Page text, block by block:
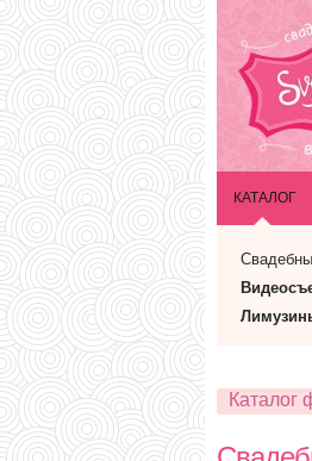
КАТАЛОГ
Каталог